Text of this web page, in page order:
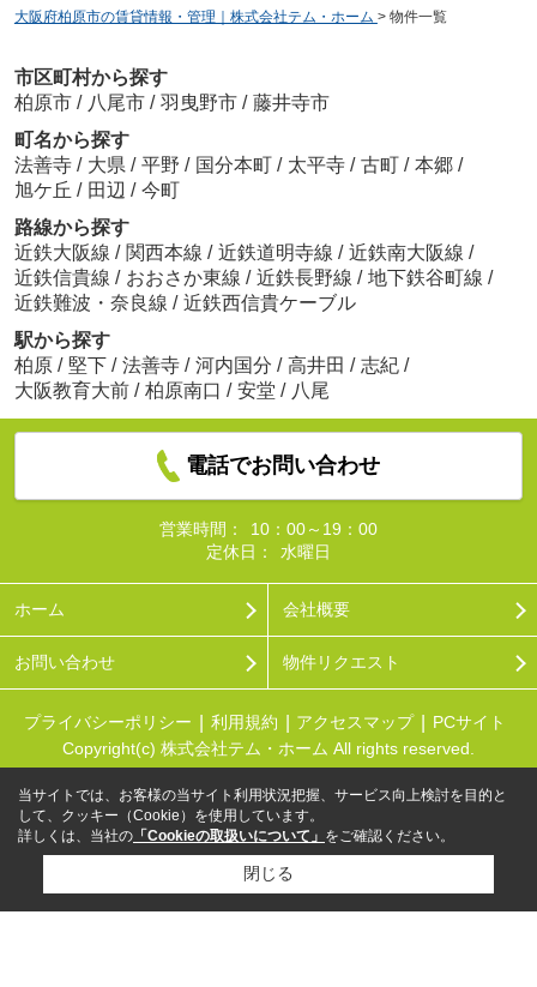
大阪府柏原市の賃貸情報・管理｜株式会社テム・ホーム > 物件一覧
市区町村から探す
柏原市 / 八尾市 / 羽曳野市 / 藤井寺市
町名から探す
法善寺 / 大県 / 平野 / 国分本町 / 太平寺 / 古町 / 本郷 /
旭ケ丘 / 田辺 / 今町
路線から探す
近鉄大阪線 / 関西本線 / 近鉄道明寺線 / 近鉄南大阪線 /
近鉄信貴線 / おおさか東線 / 近鉄長野線 / 地下鉄谷町線 /
近鉄難波・奈良線 / 近鉄西信貴ケーブル
駅から探す
柏原 / 堅下 / 法善寺 / 河内国分 / 高井田 / 志紀 /
大阪教育大前 / 柏原南口 / 安堂 / 八尾
電話でお問い合わせ
営業時間：
10：00～19：00
定休日：
水曜日
ホーム 会社概要
お問い合わせ 物件リクエスト
プライバシーポリシー 利用規約 アクセスマップ
PCサイト
Copyright(c) 株式会社テム・ホーム All rights reserved.
当サイトでは、お客様の当サイト利用状況把握、サービス向上検討を目的と
して、クッキー（Cookie）を使用しています。
詳しくは、当社の 「Cookieの取扱いについて」 をご確認ください。
閉じる